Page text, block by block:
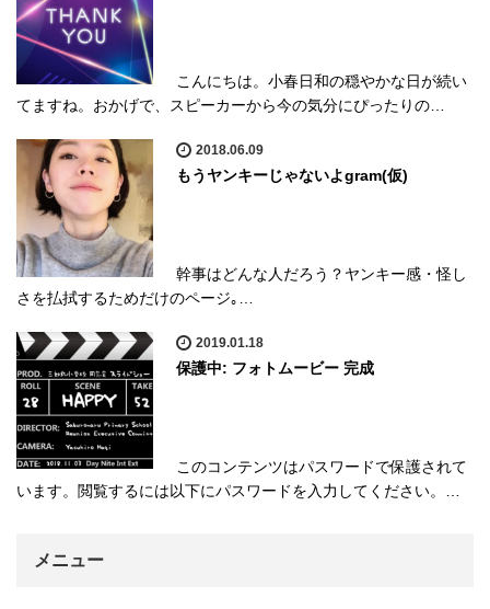
こんにちは。小春日和の穏やかな日が続い
てますね。おかげで、スピーカーから今の気分にぴったりの…
2018.06.09
もうヤンキーじゃないよgram(仮)
幹事はどんな人だろう？ヤンキー感・怪し
さを払拭するためだけのページ｡…
2019.01.18
保護中: フォトムービー 完成
このコンテンツはパスワードで保護されて
います。閲覧するには以下にパスワードを入力してください。…
メニュー